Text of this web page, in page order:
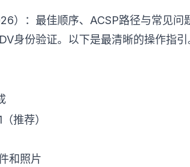
）：最佳顺序、ACSP路径与常见问
身份验证。以下是最清晰的操作指引
推荐）
和照片